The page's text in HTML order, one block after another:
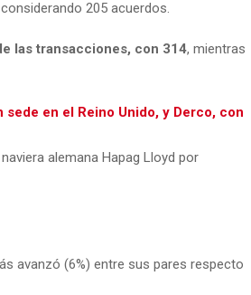
205 acuerdos.
las transacciones, con 314, mientras
en el Reino Unido, y Derco, con
alemana Hapag Lloyd por
avanzó (6%) entre sus pares respecto